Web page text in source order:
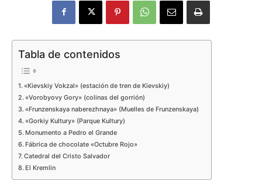
Tabla de contenidos
«Kievskiy Vokzal» (estación de tren de Kievskiy)
«Vorobyovy Gory» (colinas del gorrión)
«Frunzenskaya naberezhnaya» (Muelles de Frunzenskaya)
«Gorkiy Kultury» (Parque Kultury)
Monumento a Pedro el Grande
Fábrica de chocolate «Octubre Rojo»
Catedral del Cristo Salvador
El Kremlin